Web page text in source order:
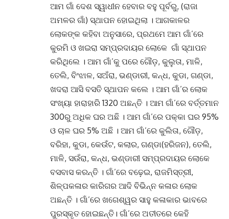
ଆମ ଗାଁ ଦେଶ ସ୍ୱାଧୀନ ହେବାର ବହୁ ପୂର୍ବରୁ, (ରାଜା
ଅମଳର ଗାଁ) ସ୍ଥାପନ ହୋଇଥିଲା । ଆଗକାଳର
ଲୋକଙ୍କ କହିବା ଅନୁସାରେ, ପ୍ରଥମେ ଆମ ଗାଁ’ରେ
କୁରମି ଓ ଖଇରା ସମ୍ପ୍ରଦାୟର ଲୋକେ ଗାଁ ସ୍ଥାପନ
କରିଥିଲେ । ଆମ ଗାଁ’କୁ ପରେ ଗୌଡ଼, କୁଲୁତା, ମାଳି,
ତେଲି, ବିଂଝାଳ, ସଅଁରା, ଭଣ୍ଡାରୀ, କନ୍ଧ, କୁଡା, ଗଣ୍ଡା,
ଖଦରା ଆସି ବସତି ସ୍ଥାପନ କଲେ । ଆମ ଗାଁ’ର ଲୋକ
ସଂଖ୍ୟା ହାରାହାରି 1320 ଅଛନ୍ତି । ଆମ ଗାଁ’ରେ ବର୍ତ୍ତମାନ
300ରୁ ଅଧିକ ଘର ଅଛି । ଆମ ଗାଁ’ରେ ପକ୍କା ଘର 95%
ଓ ଚାଳ ଘର 5% ଅଛି । ଆମ ଗାଁ’ରେ କୁଲିତା, ଗୌଡ଼,
ବରିହା, କୁଡା, କେଉଁଟ, କଲାର, ଗଣ୍ଡା(ହରିଜନ), ତେଲି,
ମାଳି, ସଉଁରା, କନ୍ଧ, ଭଣ୍ଡାରୀ ସମ୍ପ୍ରଦାୟର ଲୋକେ
ବସବାସ କରନ୍ତି । ଗାଁ’ରେ ବଢ଼େଇ, ରାଜମିସ୍ତ୍ରୀ,
ଶିଳ୍ପକଳାର କାରିଗର ଆଦି ବିଭିନ୍ନ କଳାର ଲୋକ
ଅଛନ୍ତି । ଗାଁ’ରେ ଖଗେଶ୍ୱର ସାହୁ କଳାକାର ଭାବରେ
ପୁରସ୍କୃତ ହୋଇଛନ୍ତି । ଗାଁ’ରେ ଅତୀତରେ କେହି